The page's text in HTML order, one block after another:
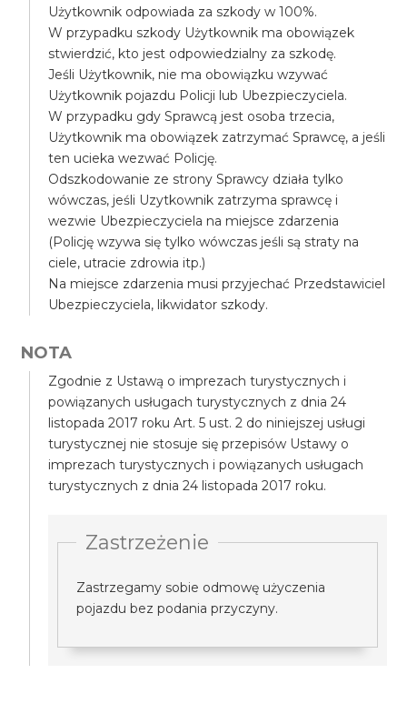
Użytkownik odpowiada za szkody w 100%.
W przypadku szkody Użytkownik ma obowiązek
stwierdzić, kto jest odpowiedzialny za szkodę.
Jeśli Użytkownik, nie ma obowiązku wzywać
Użytkownik pojazdu Policji lub Ubezpieczyciela.
W przypadku gdy Sprawcą jest osoba trzecia,
Użytkownik ma obowiązek zatrzymać Sprawcę, a jeśli
ten ucieka wezwać Policję.
Odszkodowanie ze strony Sprawcy działa tylko
wówczas, jeśli Uzytkownik zatrzyma sprawcę i
wezwie Ubezpieczyciela na miejsce zdarzenia
(Policję wzywa się tylko wówczas jeśli są straty na
ciele, utracie zdrowia itp.)
Na miejsce zdarzenia musi przyjechać Przedstawiciel
Ubezpieczyciela, likwidator szkody.
NOTA
Zgodnie z Ustawą o imprezach turystycznych i
powiązanych usługach turystycznych z dnia 24
listopada 2017 roku Art. 5 ust. 2 do niniejszej usługi
turystycznej nie stosuje się przepisów Ustawy o
imprezach turystycznych i powiązanych usługach
turystycznych z dnia 24 listopada 2017 roku.
Zastrzeżenie
Zastrzegamy sobie odmowę użyczenia
pojazdu bez podania przyczyny.